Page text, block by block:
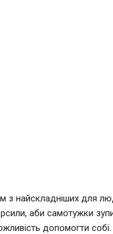
з найскладніших для
аби самотужки
допомогти собі.